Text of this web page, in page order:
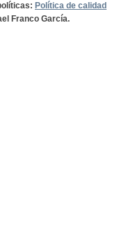
Política de calidad
Franco García.